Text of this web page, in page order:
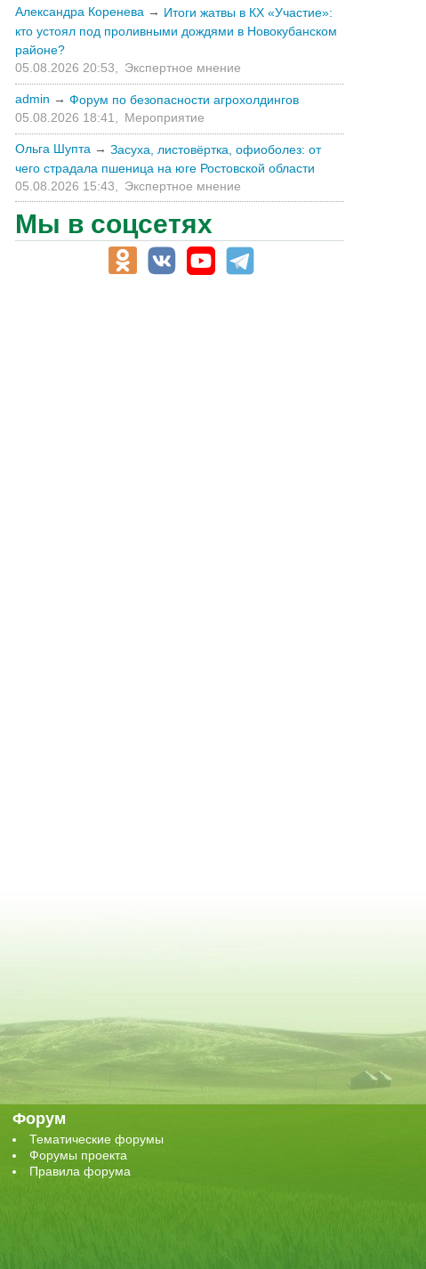
Александра Коренева → Итоги жатвы в КХ «Участие»:
кто устоял под проливными дождями в Новокубанском
районе?
05.08.2026 20:53, Экспертное мнение
admin → Форум по безопасности агрохолдингов
05.08.2026 18:41,
Мероприятие
Ольга Шупта → Засуха, листовёртка, офиоболез: от
чего страдала пшеница на юге Ростовской области
05.08.2026 15:43,
Экспертное мнение
Мы в соцсетях
Форум
Тематические форумы
Форумы проекта
Правила форума